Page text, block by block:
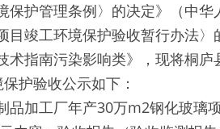
保护管理条例〉的决定》（中
目竣工环境保护验收暂行办法
术指南污染影响类》，现将桐
护验收公示如下：
品加工厂年产30万m2钢化玻璃